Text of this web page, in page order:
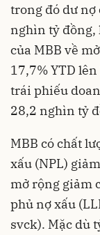
trong đó dư nợ
nghìn tỷ đồng,
của MBB về
17,7% YTD
trái phiếu
28,2 nghìn tỷ
MBB có chất
xấu (NPL)
mở rộng giảm
phủ nợ xấu
svck). Mặc dù